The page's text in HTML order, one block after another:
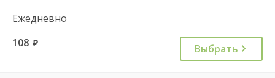
Ежедневно
108 руб. Выбрать